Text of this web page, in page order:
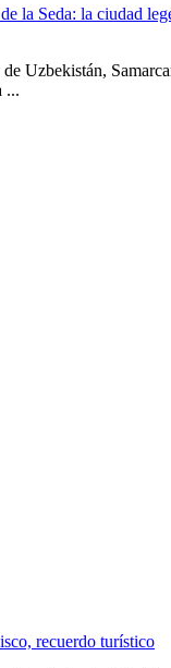
la Seda: la ciudad
Uzbekistán,
...
recuerdo turístico